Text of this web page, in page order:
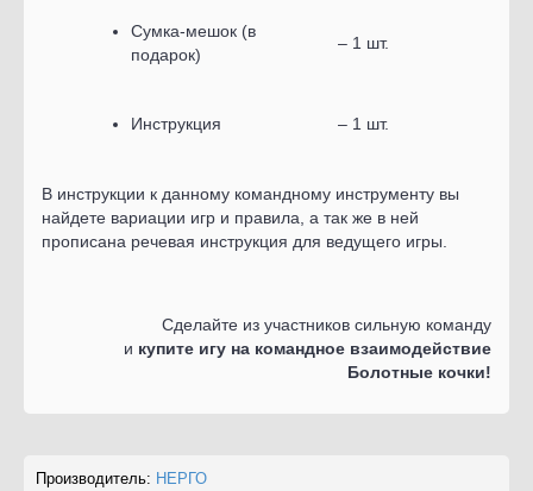
Сумка-мешок (в
подарок)
– 1 шт.
Инструкция – 1 шт.
В инструкции к данному командному инструменту вы
найдете вариации игр и правила, а так же в ней
прописана речевая инструкция для ведущего игры.
Сделайте из участников сильную команду
и купите игу на командное взаимодействие
Болотные кочки!
Производитель: НЕРГО